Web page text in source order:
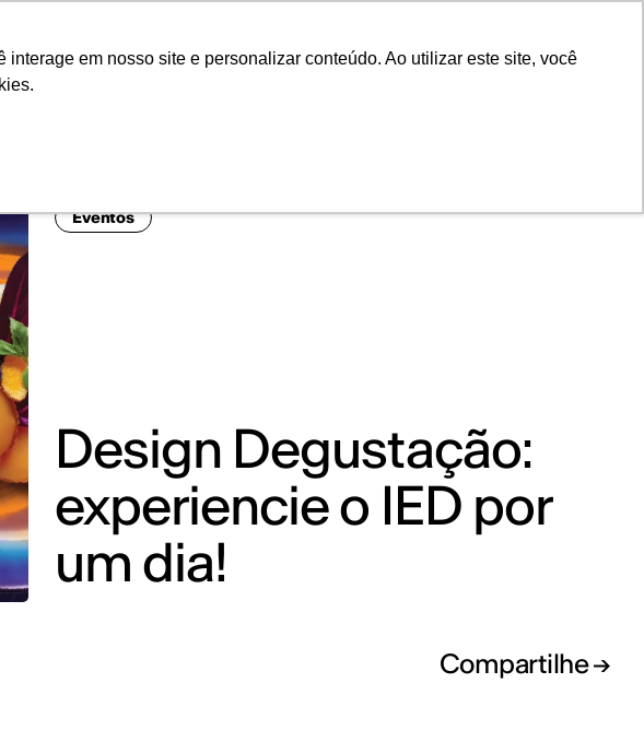
em nosso site e personalizar conteúdo. Ao utilizar este site, você
Eventos
Design Degustação:
experiencie o IED por
um dia!
Compartilhe